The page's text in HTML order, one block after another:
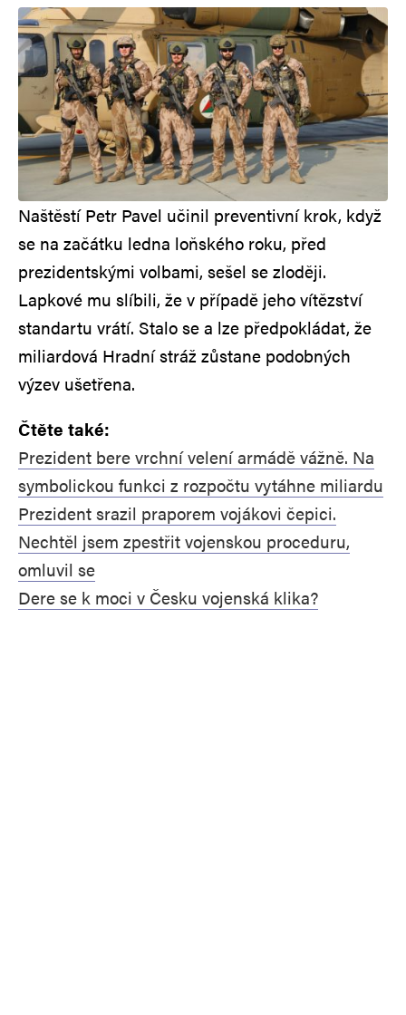
Naštěstí Petr Pavel učinil preventivní krok, když
se na začátku ledna loňského roku, před
prezidentskými volbami, sešel se zloději.
Lapkové mu slíbili, že v případě jeho vítězství
standartu vrátí. Stalo se a lze předpokládat, že
miliardová Hradní stráž zůstane podobných
výzev ušetřena.
Čtěte také:
Prezident bere vrchní velení armádě vážně. Na
symbolickou funkci z rozpočtu vytáhne miliardu
Prezident srazil praporem vojákovi čepici.
Nechtěl jsem zpestřit vojenskou proceduru,
omluvil se
Dere se k moci v Česku vojenská klika?